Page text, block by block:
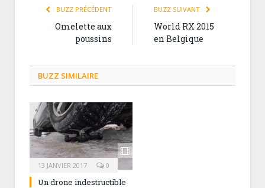
BUZZ PRÉCÉDENT
Omelette aux
poussins
BUZZ SUIVANT
World RX 2015
en Belgique
BUZZ SIMILAIRE
13 JANVIER 2017 0
Un drone indestructible